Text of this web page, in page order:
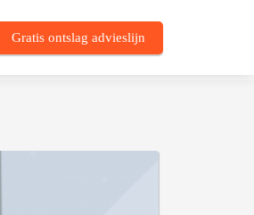
Gratis ontslag advieslijn